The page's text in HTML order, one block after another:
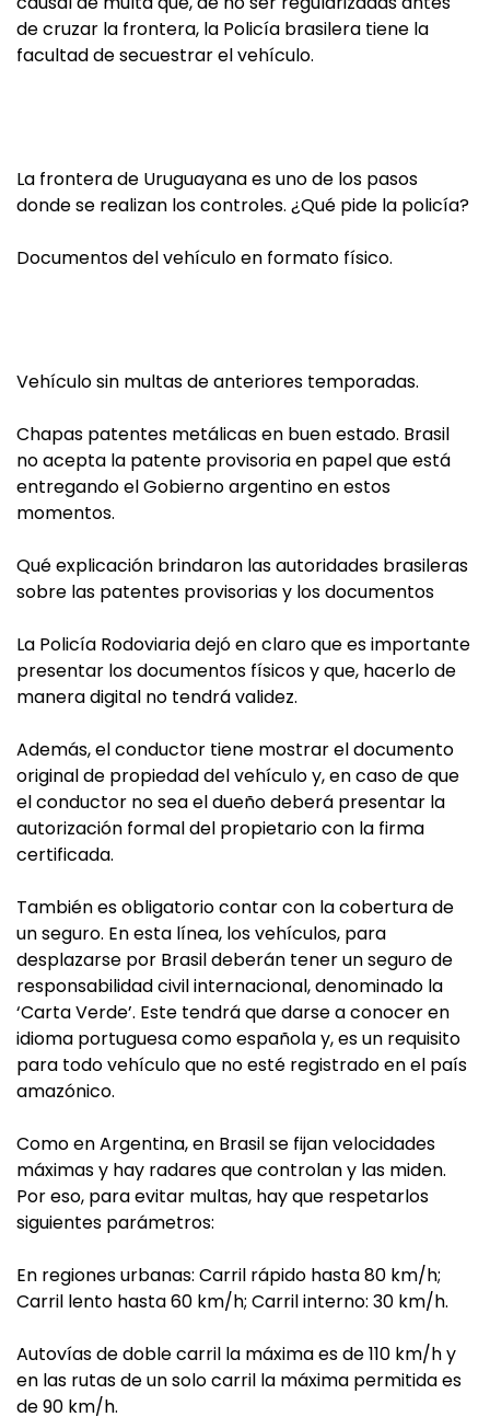
de cruzar la frontera, la Policía brasilera tiene la
facultad de secuestrar el vehículo.
La frontera de Uruguayana es uno de los pasos
donde se realizan los controles. ¿Qué pide la policía?
Documentos del vehículo en formato físico.
Vehículo sin multas de anteriores temporadas.
Chapas patentes metálicas en buen estado. Brasil
no acepta la patente provisoria en papel que está
entregando el Gobierno argentino en estos
momentos.
Qué explicación brindaron las autoridades brasileras
sobre las patentes provisorias y los documentos
La Policía Rodoviaria dejó en claro que es importante
presentar los documentos físicos y que, hacerlo de
manera digital no tendrá validez.
Además, el conductor tiene mostrar el documento
original de propiedad del vehículo y, en caso de que
el conductor no sea el dueño deberá presentar la
autorización formal del propietario con la firma
certificada.
También es obligatorio contar con la cobertura de
un seguro. En esta línea, los vehículos, para
desplazarse por Brasil deberán tener un seguro de
responsabilidad civil internacional, denominado la
‘Carta Verde’. Este tendrá que darse a conocer en
idioma portuguesa como española y, es un requisito
para todo vehículo que no esté registrado en el país
amazónico.
Como en Argentina, en Brasil se fijan velocidades
máximas y hay radares que controlan y las miden.
Por eso, para evitar multas, hay que respetarlos
siguientes parámetros:
En regiones urbanas: Carril rápido hasta 80 km/h;
Carril lento hasta 60 km/h; Carril interno: 30 km/h.
Autovías de doble carril la máxima es de 110 km/h y
en las rutas de un solo carril la máxima permitida es
de 90 km/h.